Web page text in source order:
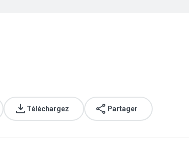
Téléchargez Partager